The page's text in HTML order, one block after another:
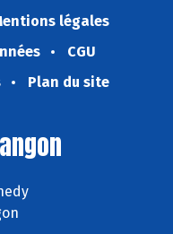
légales
CGU
Plan du site